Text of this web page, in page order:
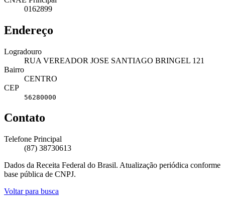
0162899
Endereço
Logradouro
RUA VEREADOR JOSE SANTIAGO BRINGEL 121
Bairro
CENTRO
CEP
56280000
Contato
Telefone Principal
(87) 38730613
Dados da Receita Federal do Brasil. Atualização periódica conforme
base pública de CNPJ.
Voltar para busca